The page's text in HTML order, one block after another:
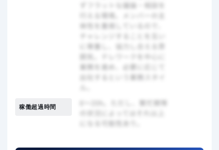
稼働超過時間